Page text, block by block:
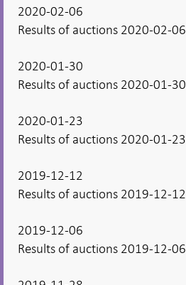
2020-02-06
Results of auctions 2020-02-06
2020-01-30
Results of auctions 2020-01-30
2020-01-23
Results of auctions 2020-01-23
2019-12-12
Results of auctions 2019-12-12
2019-12-06
Results of auctions 2019-12-06